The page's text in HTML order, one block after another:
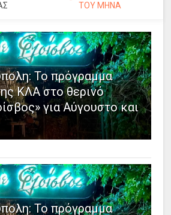
ΤΟΥ ΜΗΝΑ
Το πρόγραμμα
ΚΛΑ στο θερινό
για Αύγουστο και
Το πρόγραμμα